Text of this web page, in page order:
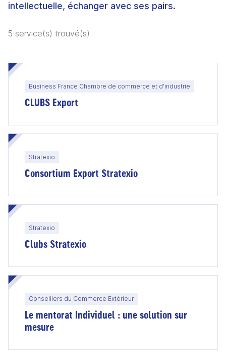
intellectuelle, échanger avec ses pairs.
5 service(s) trouvé(s)
Business France Chambre de commerce et d'industrie
CLUBS Export
Stratexio
Consortium Export Stratexio
Stratexio
Clubs Stratexio
Conseillers du Commerce Extérieur
Le mentorat Individuel : une solution sur
mesure